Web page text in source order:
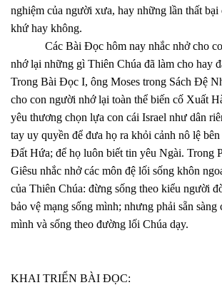
nghiệm của người xưa, hay những lần thất bại
khứ hay không.
Các Bài Đọc hôm nay nhắc nhở cho
nhớ lại những gì Thiên Chúa đã làm cho hay
Trong Bài Đọc I, ông Moses trong Sách Đệ
cho con người nhớ lại toàn thể biến cố Xuất
yêu thương chọn lựa con cái Israel như dân
tay uy quyền để đưa họ ra khỏi cảnh nô lệ
Đất Hứa; để họ luôn biết tin yêu Ngài. Trong
Giêsu nhắc nhở các môn đệ lối sống khôn
của Thiên Chúa: đừng sống theo kiểu người
bảo vệ mạng sống mình; nhưng phải sẵn sàng
mình và sống theo đường lối Chúa dạy.
KHAI TRIỂN BÀI ĐỌC: